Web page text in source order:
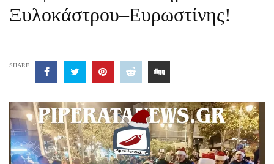
Ξυλοκάστρου–Ευρωστίνης!
SHARE